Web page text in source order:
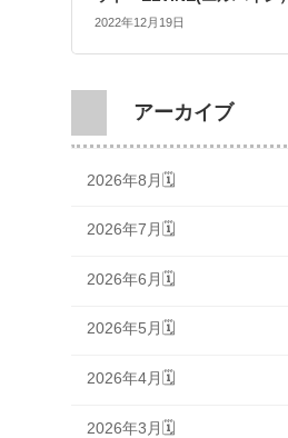
2022年12月19日
アーカイブ
2026年8月🗓
2026年7月🗓
2026年6月🗓
2026年5月🗓
2026年4月🗓
2026年3月🗓